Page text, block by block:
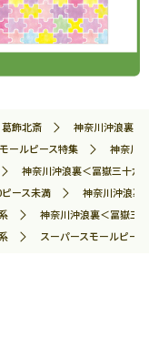
葛飾北斎
神奈川沖浪裏
ールピース特集
神奈川
神奈川沖浪裏＜冨嶽三十
ース未満
神奈川沖浪
神奈川沖浪裏＜冨嶽
スーパースモールピー